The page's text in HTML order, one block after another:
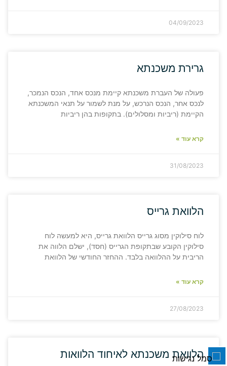
04/09/2023
גרירת משכנתא
פעולה של העברת משכנתא קיימת מנכס אחד, הנכס הנמכר,
לנכס אחר, הנכס הנרכש, על מנת לשמור על תנאי המשכנתא
הקיימת (ריביות ומסלולים). בתקופות בהן ריביות
קרא עוד »
31/08/2023
הלוואת גרייס
לוח סילוקין מסוג גרייס הלוואת גרייס, היא למעשה לוח
סילוקין הקובע שבתקופת הגרייס (חסד), ישלם הלווה את
הריבית על ההלוואה בלבד. ההחזר החודשי של הלוואת
קרא עוד »
27/08/2023
הלוואת משכנתא לאיחוד הלוואות